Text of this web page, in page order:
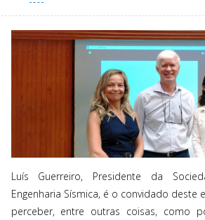
Luís Guerreiro, Presidente da
Engenharia Sísmica, é o convidado deste
perceber, entre outras coisas, como